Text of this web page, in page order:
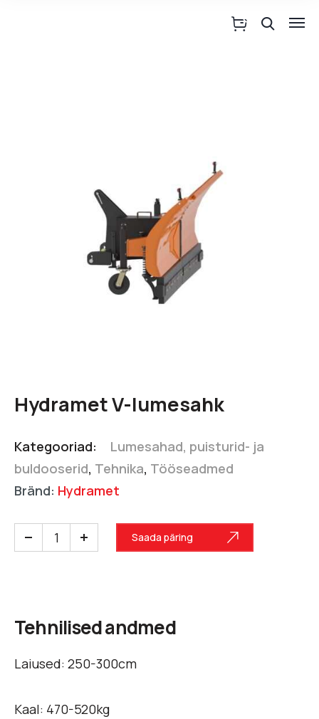
Hydramet V-lumesahk
Kategooriad:
Lumesahad, puisturid- ja
buldooserid, Tehnika, Tööseadmed
Bränd: Hydramet
Saada päring
Tehnilised andmed
Laiused: 250-300cm
Kaal: 470-520kg